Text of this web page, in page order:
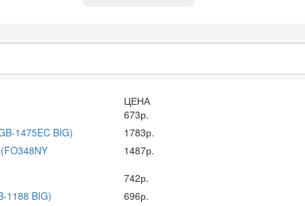
ЦЕНА
673р.
1475EC BIG)
1783р.
1487р.
742р.
1188 BIG)
696р.